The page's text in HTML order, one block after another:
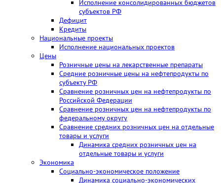
Исполнение консолидированных бюджетов
субъектов РФ
Дефицит
Кредиты
Национальные проекты
Исполнение национальных проектов
Цены
Розничные цены на лекарственные препараты
Средние розничные цены на нефтепродукты по
субъекту РФ
Сравнение розничных цен на нефтепродукты по
Российской Федерации
Сравнение розничных цен на нефтепродукты по
федеральному округу
Сравнение средних розничных цен на отдельные
товары и услуги
Динамика средних розничных цен на
отдельные товары и услуги
Экономика
Социально-экономическое положение
Динамика социально-экономических